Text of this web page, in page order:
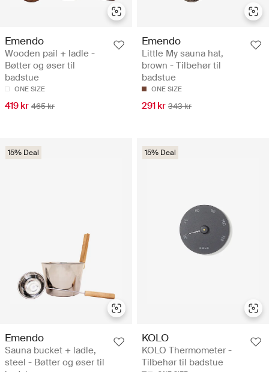
Emendo
Wooden pail + ladle -
Bøtter og øser til
badstue
ONE SIZE
419 kr 465 kr
Emendo
Little My sauna hat,
brown - Tilbehør til
badstue
ONE SIZE
291 kr 343 kr
15% Deal
Emendo
Sauna bucket + ladle,
steel - Bøtter og øser til
15% Deal
KOLO
KOLO Thermometer -
Tilbehør til badstue